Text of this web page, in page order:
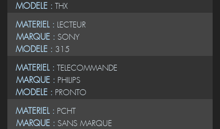
MODELE : THX
MATERIEL : LECTEUR
MARQUE : SONY
MODELE : 315
MATERIEL : TELECOMMANDE
MARQUE : PHILIPS
MODELE : PRONTO
MATERIEL : PCHT
MARQUE : SANS MARQUE